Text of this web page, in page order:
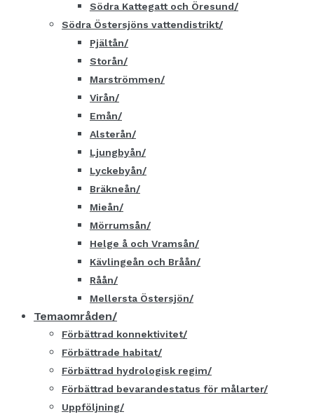
Södra Kattegatt och Öresund
Södra Östersjöns vattendistrikt
Pjältån
Storån
Marströmmen
Virån
Emån
Alsterån
Ljungbyån
Lyckebyån
Bräkneån
Mieån
Mörrumsån
Helge å och Vramsån
Kävlingeån och Bråån
Råån
Mellersta Östersjön
Temaområden
Förbättrad konnektivitet
Förbättrade habitat
Förbättrad hydrologisk regim
Förbättrad bevarandestatus för målarter
Uppföljning